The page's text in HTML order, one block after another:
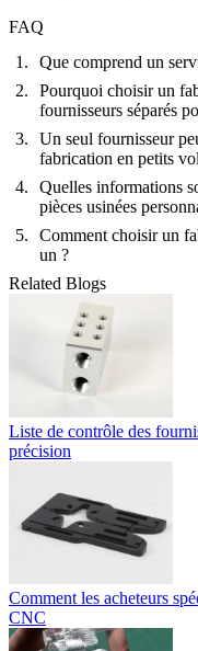
FAQ
Que comprend un
Pourquoi choisir un
fournisseurs séparés
Un seul fournisseur
fabrication en petits
Quelles informations
pièces usinées
Comment choisir un
un ?
Related Blogs
Liste de contrôle des
précision
Comment les acheteurs
CNC